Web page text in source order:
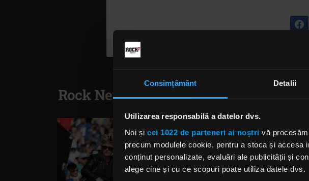
Consimțământ Detalii
Utilizarea responsabilă a datelor dvs.
Noi și cei 1022 de parteneri ai noștri vă
precum modulele cookie, pentru a stoca și
conținut personalizate, evaluări ale publicității și
alege cine și cu ce scopuri poate utiliza datele dvs.
Rock News